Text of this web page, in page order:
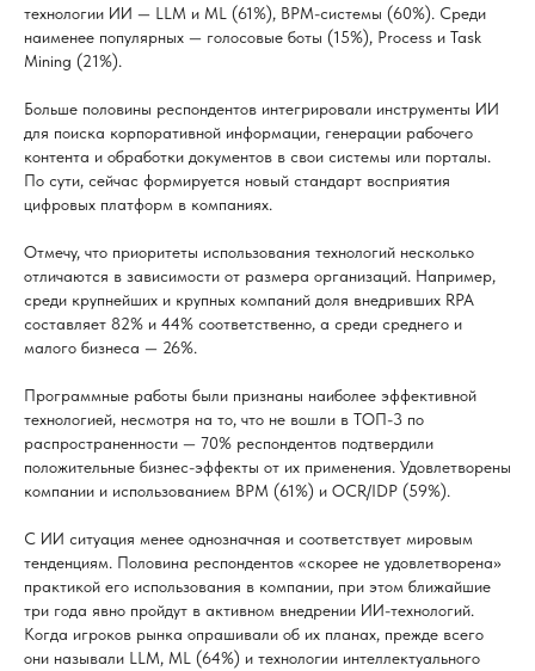
технологии ИИ — LLM и ML (61%), BPM-системы (60%). Среди
наименее популярных — голосовые боты (15%), Process и Task
Mining (21%).
Больше половины респондентов интегрировали инструменты ИИ
для поиска корпоративной информации, генерации рабочего
контента и обработки документов в свои системы или порталы.
По сути, сейчас формируется новый стандарт восприятия
цифровых платформ в компаниях.
Отмечу, что приоритеты использования технологий несколько
отличаются в зависимости от размера организаций. Например,
среди крупнейших и крупных компаний доля внедривших RPA
составляет 82% и 44% соответственно, а среди среднего и
малого бизнеса — 26%.
Программные работы были признаны наиболее эффективной
технологией, несмотря на то, что не вошли в ТОП-3 по
распространенности — 70% респондентов подтвердили
положительные бизнес-эффекты от их применения. Удовлетворены
компании и использованием BPM (61%) и OCR/IDP (59%).
С ИИ ситуация менее однозначная и соответствует мировым
тенденциям. Половина респондентов «скорее не удовлетворена»
практикой его использования в компании, при этом ближайшие
три года явно пройдут в активном внедрении ИИ-технологий.
Когда игроков рынка опрашивали об их планах, прежде всего
они называли LLM, ML (64%) и технологии интеллектуального